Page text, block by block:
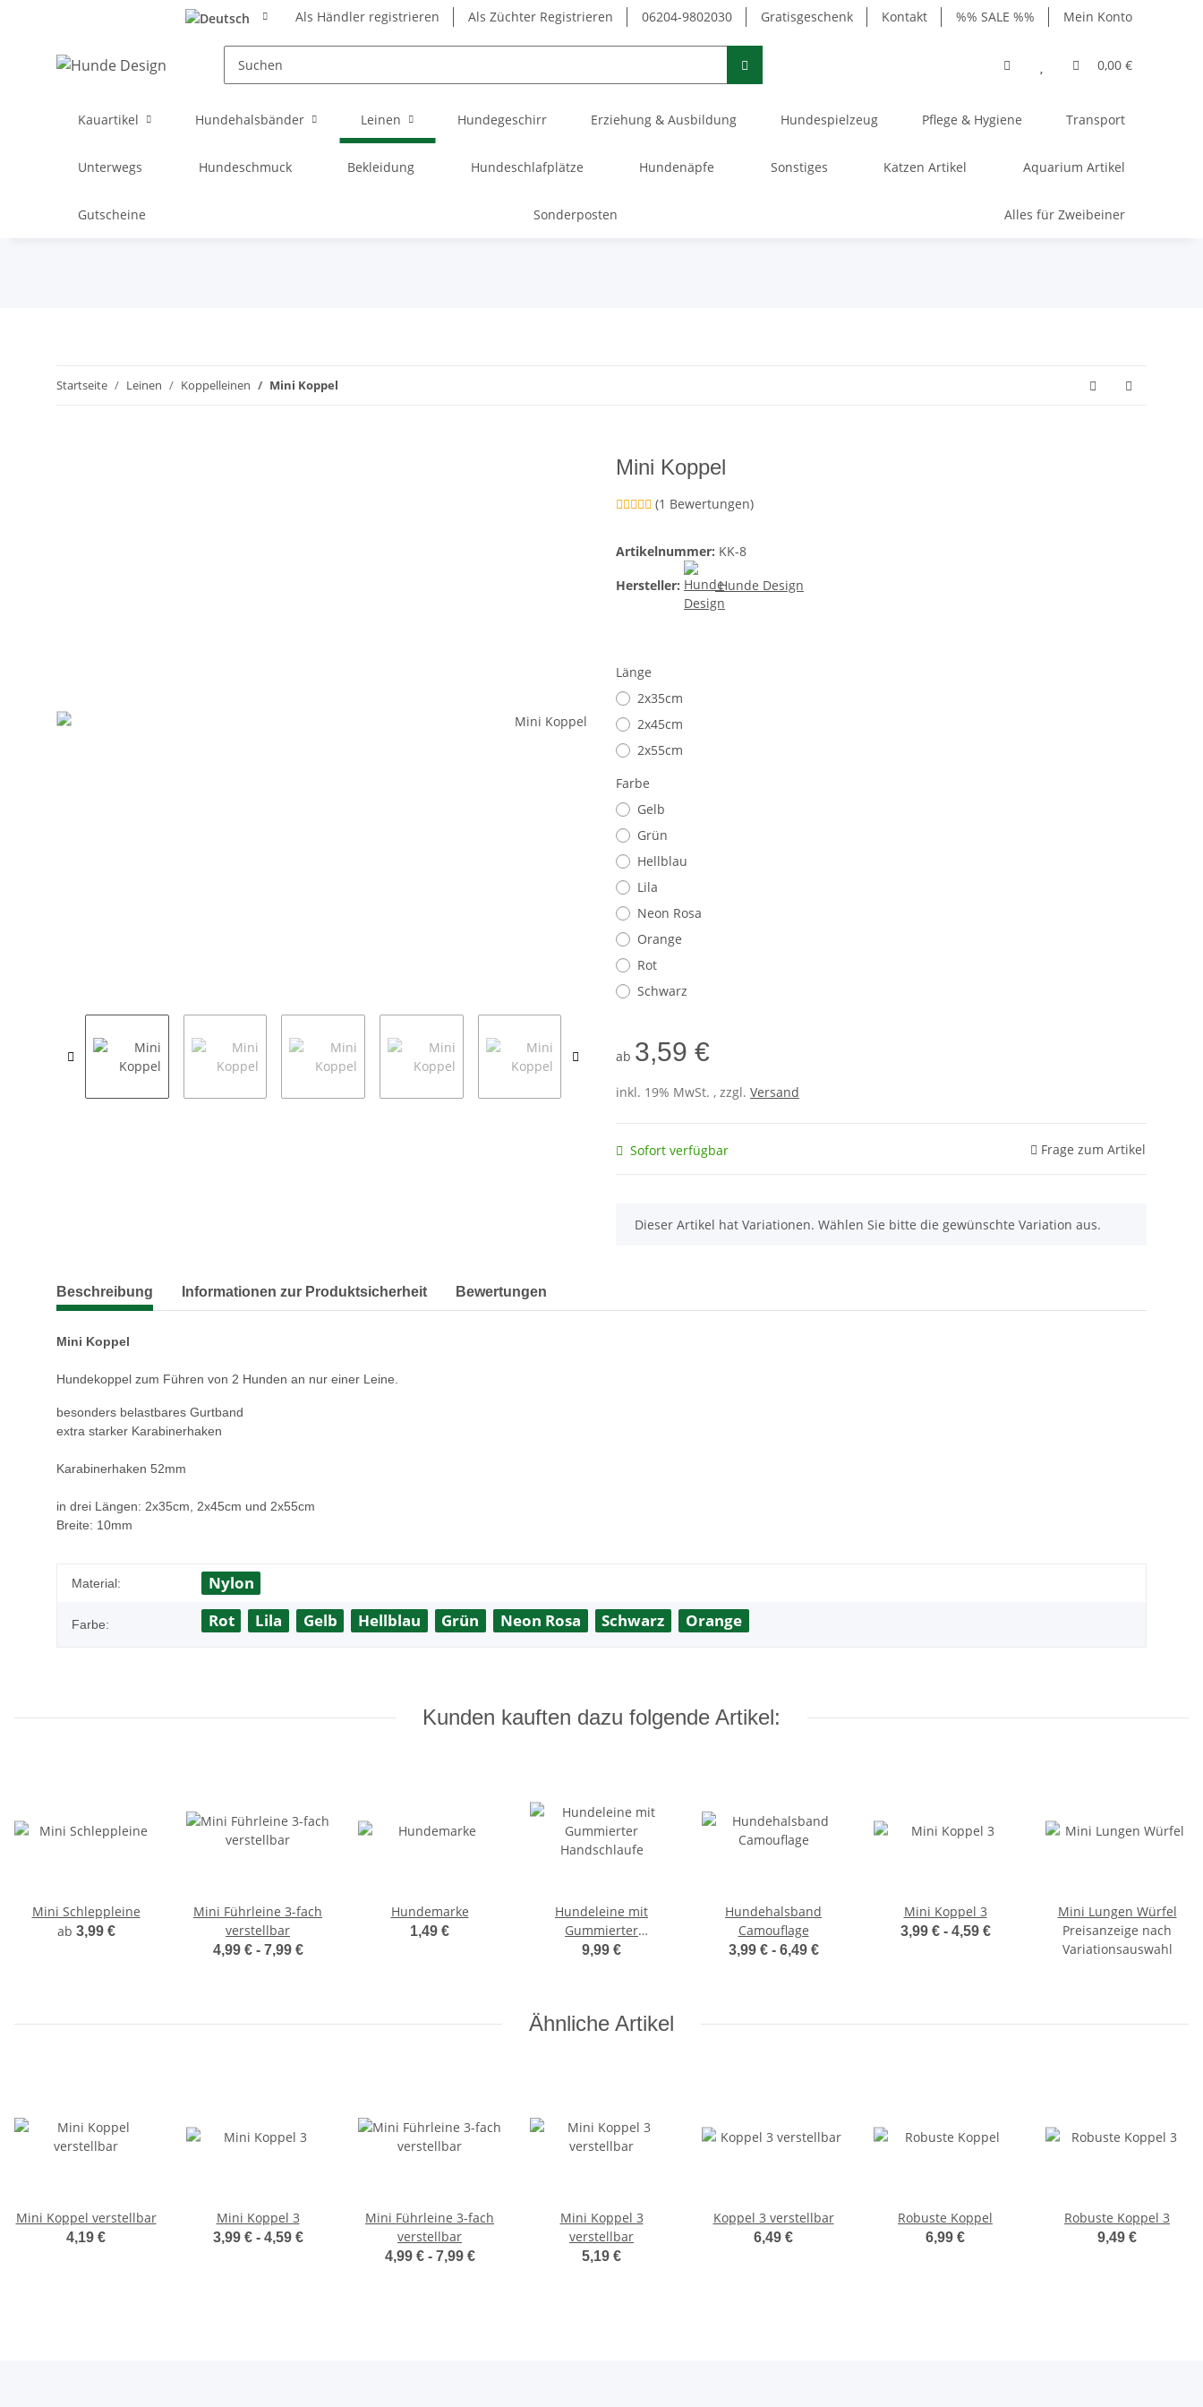
Als Händler registrieren Als Züchter Registrieren 06204-9802030 Gratisgeschenk Kontakt %% SALE %% Mein Konto
0,00 €
Kauartikel Hundehalsbänder Leinen Hundegeschirr Erziehung & Ausbildung Hundespielzeug Pflege & Hygiene Transport
Unterwegs Hundeschmuck Bekleidung Hundeschlafplätze Hundenäpfe Sonstiges Katzen Artikel Aquarium Artikel
Gutscheine Sonderposten Alles für Zweibeiner
Startseite Leinen Koppelleinen Mini Koppel
Mini Koppel
(1 Bewertungen)
Artikelnummer: KK-8
Hersteller:
Hunde Design
Länge
2x35cm
2x45cm
2x55cm
Farbe
Gelb
Grün
Hellblau
Lila
Neon Rosa
Orange
Rot
Schwarz
ab 3,59 €
inkl. 19% MwSt. , zzgl. Versand
Sofort verfügbar Frage zum Artikel
x
Dieser Artikel hat Variationen. Wählen Sie bitte die gewünschte Variation aus.
Beschreibung Informationen zur Produktsicherheit Bewertungen
Mini Koppel
Hundekoppel zum Führen von 2 Hunden an nur einer Leine.
besonders belastbares Gurtband
extra starker Karabinerhaken
Karabinerhaken 52mm
in drei Längen: 2x35cm, 2x45cm und 2x55cm
Breite: 10mm
Material: Nylon
Farbe: Rot Lila Gelb Hellblau Grün Neon Rosa Schwarz Orange
Kunden kauften dazu folgende Artikel:
Mini Schleppleine
ab 3,99 €
Mini Führleine 3-fach
verstellbar
4,99 € - 7,99 €
Hundemarke
1,49 €
Hundeleine mit
Gummierter
Handschlaufe
9,99 €
Hundehalsband
Camouflage
3,99 € - 6,49 €
Mini Koppel 3
3,99 € - 4,59 €
Mini Lungen Würfel
Preisanzeige nach
Variationsauswahl
Ähnliche Artikel
Mini Koppel verstellbar
4,19 €
Mini Koppel 3
3,99 € - 4,59 €
Mini Führleine 3-fach
verstellbar
4,99 € - 7,99 €
Mini Koppel 3
verstellbar
5,19 €
Koppel 3 verstellbar
6,49 €
Robuste Koppel
6,99 €
Robuste Koppel 3
9,49 €